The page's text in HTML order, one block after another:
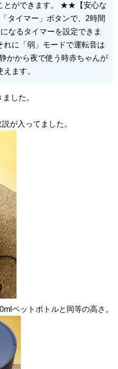
ができます。
★★【安心な
タイマー」ボタンで、2時間
なるタイマーを設定できま
れに「弱」モードで運転音は
かから夜で使う時赤ちゃんが
ます。
した。
が入ってました。
ペットボトルと同等の高さ。